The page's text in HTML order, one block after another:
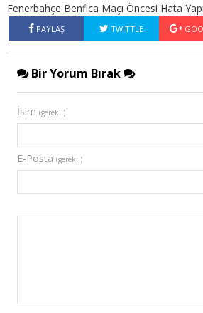
Fenerbahçe Benfica Maçı Öncesi Hata
PAYLAŞ TWITTLE
Bir Yorum Bırak
İsim (gerekli)
E-Posta (gerekli)